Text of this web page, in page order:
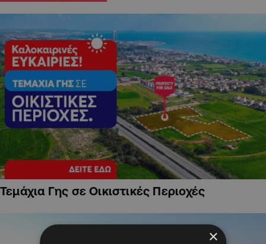
Τεμάχια Γης σε Οικιστικές Περιοχές
×